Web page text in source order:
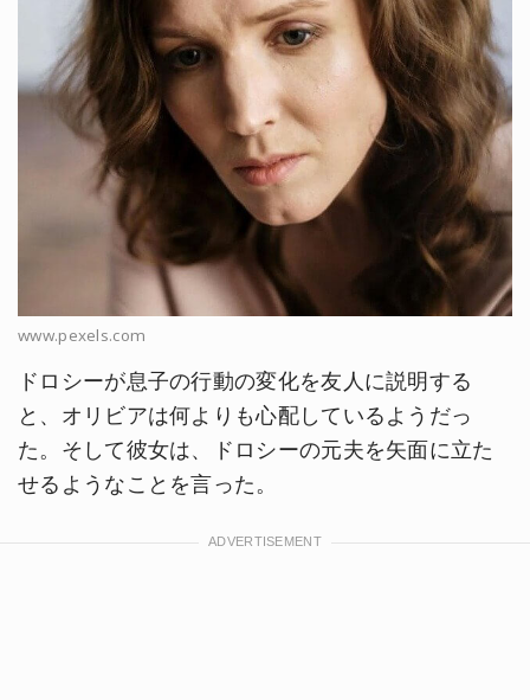
www.pexels.com
ドロシーが息子の行動の変化を友人に説明する
と、オリビアは何よりも心配しているようだっ
た。そして彼女は、ドロシーの元夫を矢面に立た
せるようなことを言った。